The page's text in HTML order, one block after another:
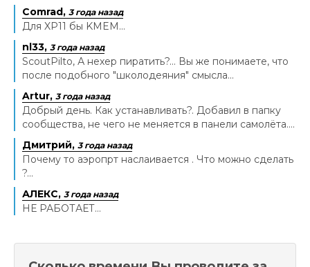
Comrad, 3 года назад
Для XP11 бы KMEM...
nl33, 3 года назад
ScoutPilto, А нехер пиратить?... Вы же понимаете, что
после подобного "школодеяния" смысла...
Artur, 3 года назад
Добрый день. Как устанавливать?. Добавил в папку
сообщества, не чего не меняется в панели самолёта....
Дмитрий, 3 года назад
Почему то аэропрт наслаивается . Что можно сделать
?...
АЛЕКС, 3 года назад
НЕ РАБОТАЕТ...